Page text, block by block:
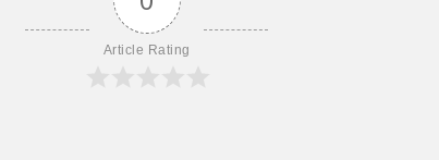
Article Rating